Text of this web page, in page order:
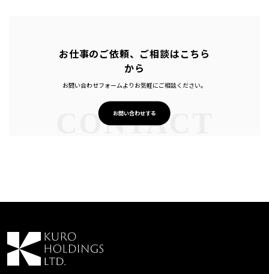
お仕事のご依頼、ご相談はこちら
から
お問い合わせフォームよりお気軽にご相談ください。
お問い合わせする
CONTACT